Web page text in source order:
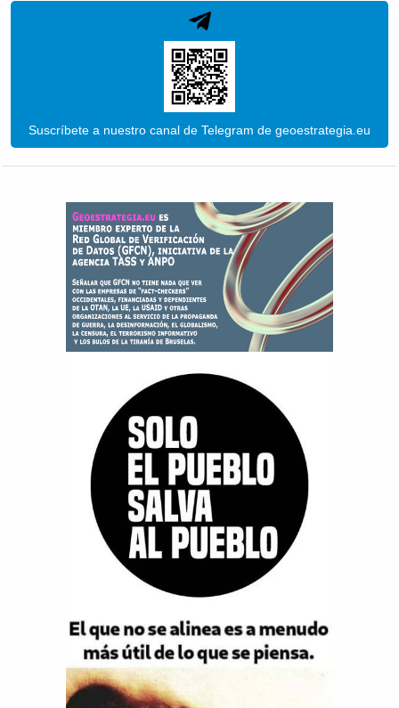
Suscríbete a nuestro canal de Telegram de geoestrategia.eu